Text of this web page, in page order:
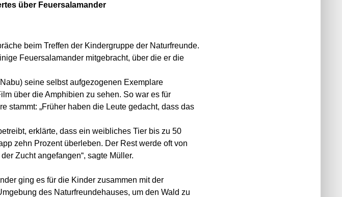
über Feuersalamander
beim Treffen der Kindergruppe der Naturfreunde.
Feuersalamander mitgebracht, über die er die
seine selbst aufgezogenen Exemplare
über die Amphibien zu sehen. So war es für
stammt: „Früher haben die Leute gedacht, dass das
erklärte, dass ein weibliches Tier bis zu 50
zehn Prozent überleben. Der Rest werde oft von
Zucht angefangen“, sagte Müller.
ging es für die Kinder zusammen mit der
des Naturfreundehauses, um den Wald zu